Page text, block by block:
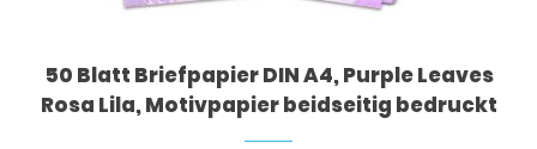
50 Blatt Briefpapier DIN A4, Purple Leaves
Rosa Lila, Motivpapier beidseitig bedruckt